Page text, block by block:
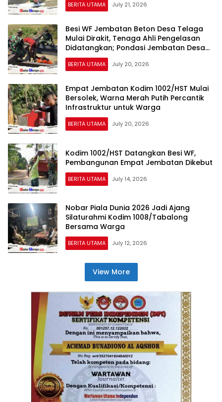
BERITA UTAMA July 21, 2026
Besi WF Jembatan Beton Desa Telaga
Mulai Dirakit, Tenaga Ahli Pengelasan
Didatangkan; Pondasi Jembatan Desa
Pulau Sari Terus Dikebut
BERITA UTAMA July 20, 2026
Empat Jembatan Kodim 1002/HST Mulai
Bersolek, Warna Merah Putih Percantik
Infrastruktur untuk Warga
BERITA UTAMA July 20, 2026
Kodim 1002/HST Datangkan Besi WF,
Pembangunan Empat Jembatan Dikebut
BERITA UTAMA July 14, 2026
Nobar Piala Dunia 2026 Jadi Ajang
Silaturahmi Kodim 1008/Tabalong
Bersama Warga
BERITA UTAMA July 12, 2026
View More